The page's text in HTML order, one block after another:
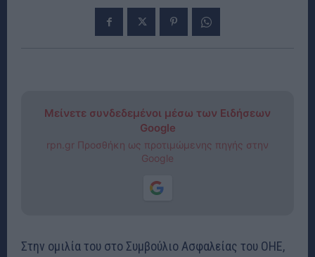
Μείνετε συνδεδεμένοι μέσω των Ειδήσεων
Google
rpn.gr Προσθήκη ως προτιμώμενης πηγής στην
Google
Στην ομιλία του στο Συμβούλιο Ασφαλείας του ΟΗΕ,